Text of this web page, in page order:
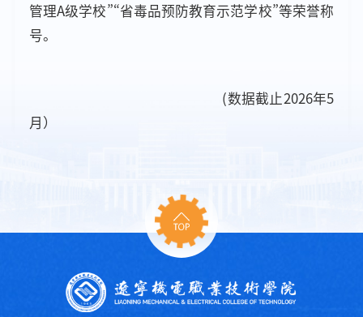
管理A级学校”“省毒品预防教育示范学校”等荣誉称
号。
(数据截止2026年5
月）